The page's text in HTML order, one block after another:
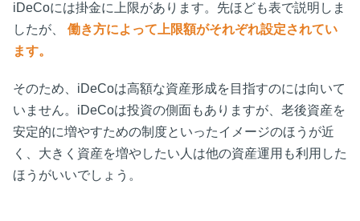
iDeCoには掛金に上限があります。先ほども表で説明しま
したが、 働き方によって上限額がそれぞれ設定されてい
ます。
そのため、iDeCoは高額な資産形成を目指すのには向いて
いません。iDeCoは投資の側面もありますが、老後資産を
安定的に増やすための制度といったイメージのほうが近
く、大きく資産を増やしたい人は他の資産運用も利用した
ほうがいいでしょう。